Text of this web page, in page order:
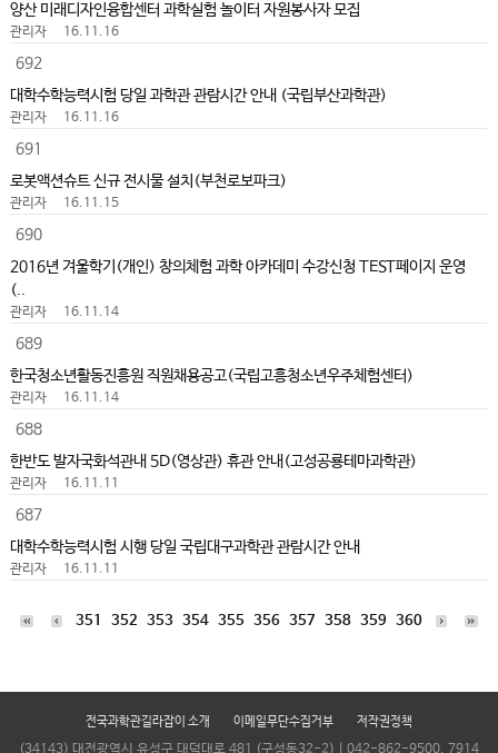
양산 미래디자인융합센터 과학실험 놀이터 자원봉사자 모집
관리자 16.11.16
692
대학수학능력시험 당일 과학관 관람시간 안내 (국립부산과학관)
관리자 16.11.16
691
로봇액션슈트 신규 전시물 설치(부천로보파크)
관리자 16.11.15
690
2016년 겨울학기(개인) 창의체험 과학 아카데미 수강신청 TEST페이지 운영
(..
관리자 16.11.14
689
한국청소년활동진흥원 직원채용공고(국립고흥청소년우주체험센터)
관리자 16.11.14
688
한반도 발자국화석관내 5D(영상관) 휴관 안내(고성공룡테마과학관)
관리자 16.11.11
687
대학수학능력시험 시행 당일 국립대구과학관 관람시간 안내
관리자 16.11.11
351 352 353 354 355 356 357 358 359 360
전국과학관길라잡이 소개 이메일무단수집거부 저작권정책
(34143) 대전광역시 유성구 대덕대로 481 (구성동32-2) | 042-862-9500, 7914